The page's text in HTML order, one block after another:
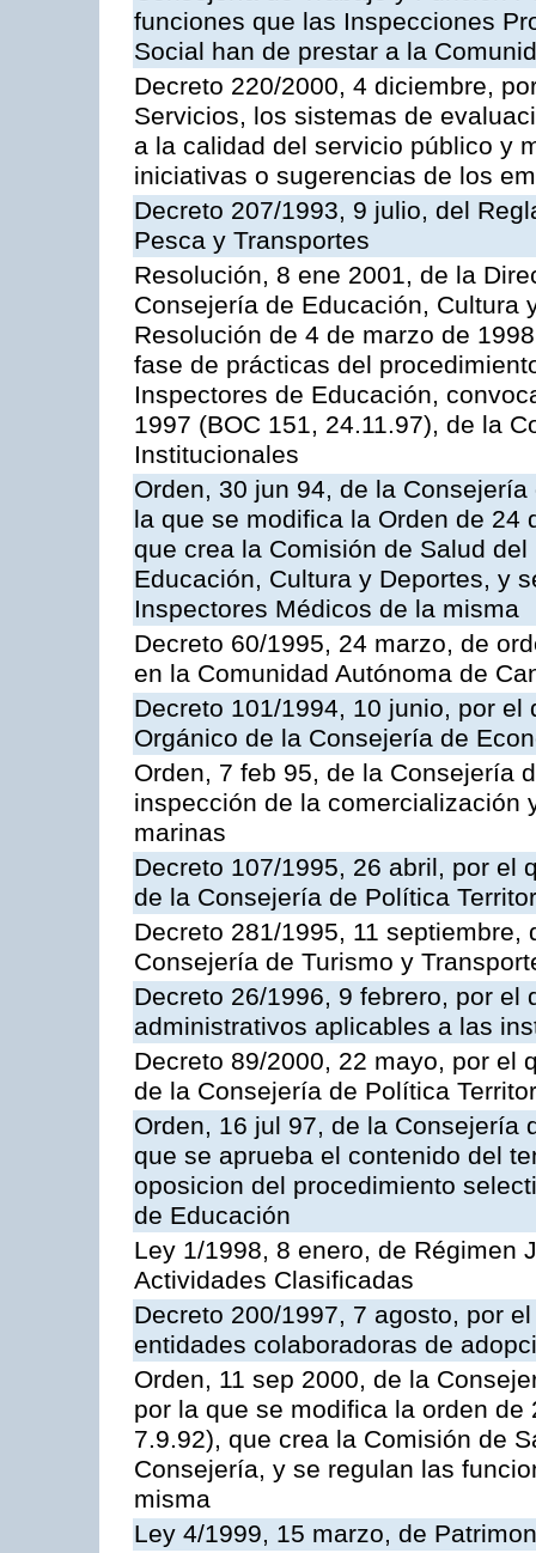
funciones que las Inspecciones
Social han de prestar a la
Decreto 220/2000, 4 diciembre,
Servicios, los sistemas de
a la calidad del servicio público y
iniciativas o sugerencias de los
Decreto 207/1993, 9 julio, del
Pesca y Transportes
Resolución, 8 ene 2001, de la
Consejería de Educación, Cultura
Resolución de 4 de marzo de
fase de prácticas del
Inspectores de Educación,
1997 (BOC 151, 24.11.97), de la
Institucionales
Orden, 30 jun 94, de la
la que se modifica la Orden de 24
que crea la Comisión de Salud
Educación, Cultura y Deportes, y
Inspectores Médicos de la misma
Decreto 60/1995, 24 marzo, de
en la Comunidad Autónoma de
Decreto 101/1994, 10 junio, por
Orgánico de la Consejería de
Orden, 7 feb 95, de la Consejería
inspección de la comercialización
marinas
Decreto 107/1995, 26 abril, por el
de la Consejería de Política
Decreto 281/1995, 11
Consejería de Turismo y
Decreto 26/1996, 9 febrero, por
administrativos aplicables a las
Decreto 89/2000, 22 mayo, por el
de la Consejería de Política
Orden, 16 jul 97, de la Consejería
que se aprueba el contenido del
oposicion del procedimiento
de Educación
Ley 1/1998, 8 enero, de Régimen
Actividades Clasificadas
Decreto 200/1997, 7 agosto, por
entidades colaboradoras de
Orden, 11 sep 2000, de la
por la que se modifica la orden
7.9.92), que crea la Comisión de
Consejería, y se regulan las
misma
Ley 4/1999, 15 marzo, de